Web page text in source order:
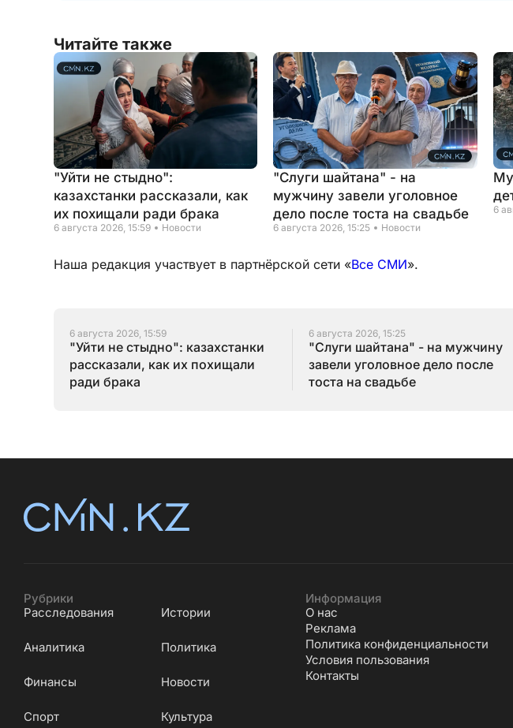
Читайте также
"Уйти не стыдно":
казахстанки рассказали, как
их похищали ради брака
6 августа 2026, 15:59 Новости
"Слуги шайтана" - на
мужчину завели уголовное
дело после тоста на свадьбе
6 августа 2026, 15:25 Новости
6
Наша редакция участвует в партнёрской сети «Все СМИ».
6 августа 2026, 15:59
"Уйти не стыдно": казахстанки
рассказали, как их похищали
ради брака
6 августа 2026, 15:25
"Слуги шайтана" - на мужчину
завели уголовное дело после
тоста на свадьбе
Рубрики
Расследования
Истории
Аналитика Политика
Финансы Новости
Cпорт Культура
Информация
О нас
Реклама
Политика конфиденциальности
Условия пользования
Контакты